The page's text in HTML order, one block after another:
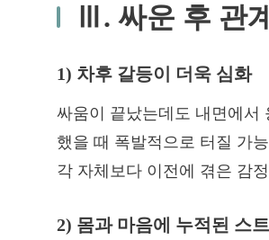
Ⅲ. 싸운 후 관
1) 차후 갈등이 더욱 심화
싸움이 끝났는데도 내면에서
했을 때 폭발적으로 터질 가
각 자체보다 이전에 겪은 감
2) 몸과 마음에 누적된 스